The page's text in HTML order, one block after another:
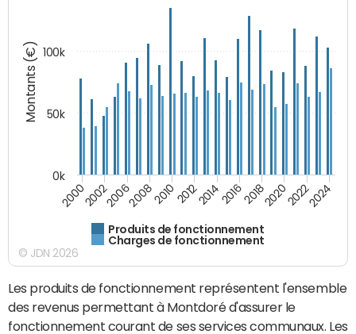
Montants (€)
Produits de fonctionnement
Charges de fonctionnement
200020022006200820102012201420162018202020222024
0k
50k
100k
© JDN 2026
Les produits de fonctionnement représentent l'ensemble
des revenus permettant à Montdoré d'assurer le
fonctionnement courant de ses services communaux. Les